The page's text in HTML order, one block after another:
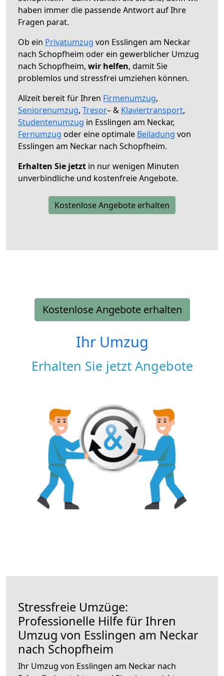
haben immer die passende Antwort auf Ihre
Fragen parat.
Ob ein Privatumzug von Esslingen am Neckar
nach Schopfheim oder ein gewerblicher Umzug
nach Schopfheim, wir helfen, damit Sie
problemlos und stressfrei umziehen können.
Allzeit bereit für Ihren Firmenumzug,
Seniorenumzug, Tresor– & Klaviertransport,
Studentenumzug in Esslingen am Neckar,
Fernumzug oder eine optimale Beiladung von
Esslingen am Neckar nach Schopfheim.
Erhalten Sie jetzt in nur wenigen Minuten
unverbindliche und kostenfreie Angebote.
Kostenlose Angebote erhalten
Kostenlose Angebote erhalten
Ihr Umzug
Erhalten Sie jetzt Angebote
Stressfreie Umzüge:
Professionelle Hilfe für Ihren
Umzug von Esslingen am Neckar
nach Schopfheim
Ihr Umzug von Esslingen am Neckar nach